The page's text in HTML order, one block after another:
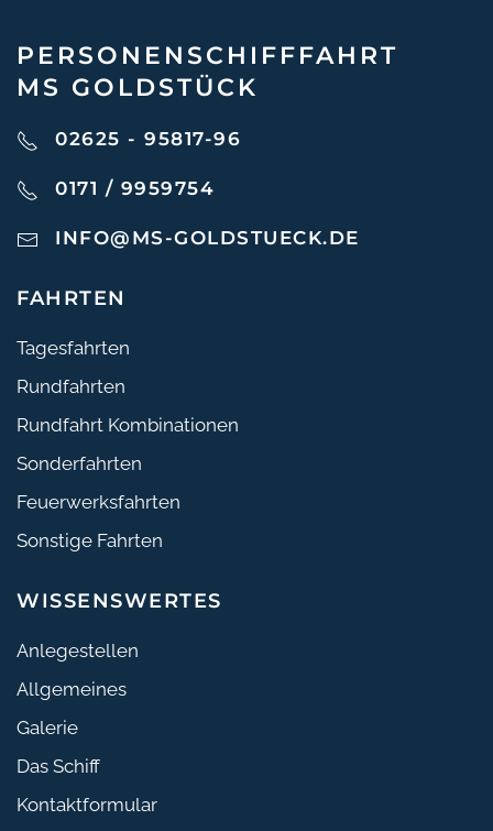
PERSONEN­SCHIFF­FAHRT
MS GOLDSTÜCK
02625 - 95817-96
0171 / 9959754
INFO@MS-GOLDSTUECK.DE
FAHRTEN
Tagesfahrten
Rundfahrten
Rundfahrt Kombinationen
Sonderfahrten
Feuerwerksfahrten
Sonstige Fahrten
WISSENSWERTES
Anlegestellen
Allgemeines
Galerie
Das Schiff
Kontaktformular